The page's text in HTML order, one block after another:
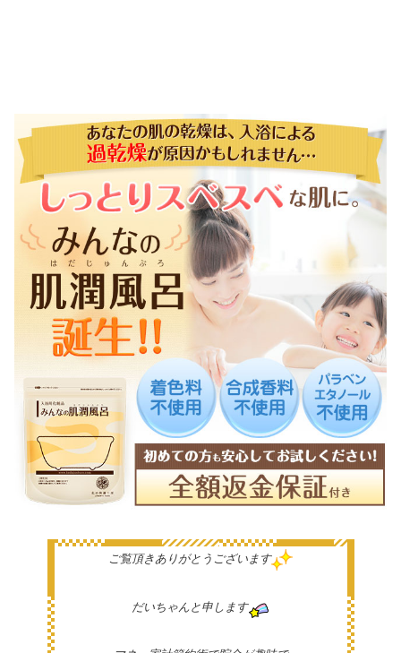
ご覧頂きありがとうございます
だいちゃんと申します